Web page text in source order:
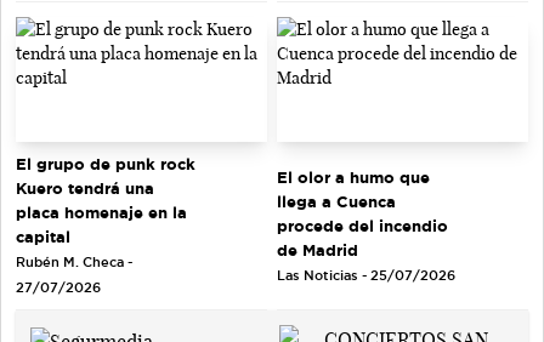
El grupo de punk rock
Kuero tendrá una
placa homenaje en la
capital
Rubén M. Checa -
27/07/2026
El olor a humo que
llega a Cuenca
procede del incendio
de Madrid
Las Noticias - 25/07/2026